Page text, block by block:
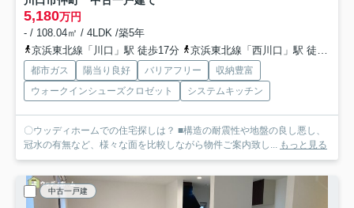
5,180万円
- / 108.04㎡ / 4LDK /築5年
京浜東北線「川口」駅 徒歩17分
京浜東北線「西川口」駅 徒歩16分
都市ガス 陽当り良好 バリアフリー
収納豊富
ウォークインシューズクロゼット
システムキッチン
〇ウッディホームでの住宅探しは？ ■構造の耐震性や地盤の良し悪し、
冠水の有無など、様々な面を比較しながら物件ご案内致し...
もっと見る
中古一戸建